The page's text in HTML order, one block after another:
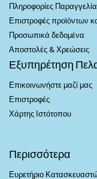
Πληροφορίες
Επιστροφές προϊόντων
Προσωπικά δεδομένα
Αποστολές & Χρεώσεις
Εξυπηρέτηση
Επικοινωνήστε μαζί μας
Επιστροφές
Χάρτης Ιστότοπου
Περισσότερα
Ευρετήριο